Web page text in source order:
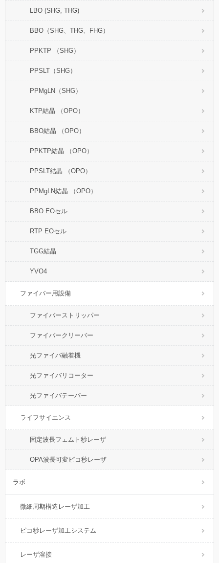
LBO (SHG, THG)
BBO（SHG、THG、FHG）
PPKTP （SHG）
PPSLT（SHG）
PPMgLN（SHG）
KTP結晶 （OPO）
BBO結晶 （OPO）
PPKTP結晶 （OPO）
PPSLT結晶 （OPO）
PPMgLN結晶 （OPO）
BBO EOセル
RTP EOセル
TGG結晶
YVO4
ファイバー用設備
ファイバーストリッパー
ファイバークリーバー
光ファイバ融着機
光ファイバリコーター
光ファイバテーパー
ライフサイエンス
固定波長フェムト秒レーザ
OPA波長可変ピコ秒レーザ
ラボ
微細周期構造レーザ加工
ピコ秒レーザ加工システム
レーザ溶接